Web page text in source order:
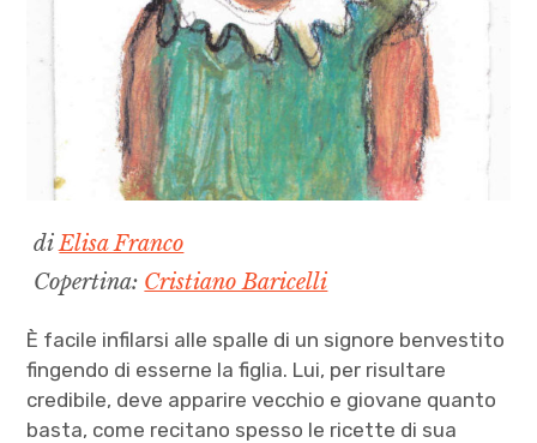
diElisa Franco
Copertina: Cristiano Baricelli
È facile infilarsi alle spalle di un signore benvestito
fingendo di esserne la figlia. Lui, per risultare
credibile, deve apparire vecchio e giovane quanto
basta, come recitano spesso le ricette di sua